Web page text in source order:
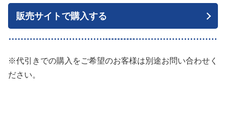
販売サイトで購入する
※代引きでの購入をご希望のお客様は別途お問い合わせく
ださい。